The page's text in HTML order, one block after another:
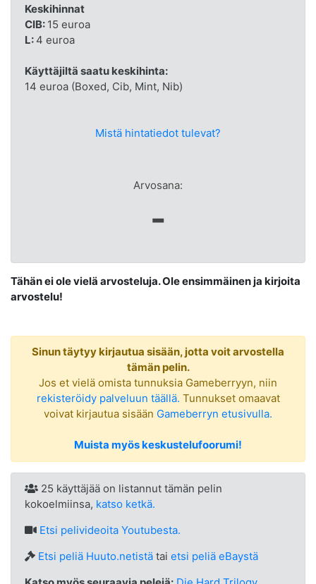
Keskihinnat
CIB: 15 euroa
L: 4 euroa
Käyttäjiltä saatu keskihinta:
14 euroa (Boxed, Cib, Mint, Nib)
Mistä hintatiedot tulevat?
Arvosana:
-
Tähän ei ole vielä arvosteluja. Ole ensimmäinen ja kirjoita
arvostelu!
Sinun täytyy kirjautua sisään, jotta voit arvostella
tämän pelin.
Jos et vielä omista tunnuksia Gameberryyn, niin
rekisteröidy palveluun täällä. Tunnukset omaavat
voivat kirjautua sisään Gameberryn etusivulla.
Muista myös keskustelufoorumi!
25 käyttäjää on listannut tämän pelin
kokoelmiinsa, katso ketkä.
Etsi pelivideoita Youtubesta.
Etsi peliä Huuto.netistätai etsi peliä eBaystä